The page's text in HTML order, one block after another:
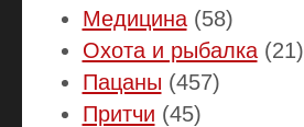
Медицина(58)
Охота и рыбалка(21)
Пацаны (457)
Притчи (45)